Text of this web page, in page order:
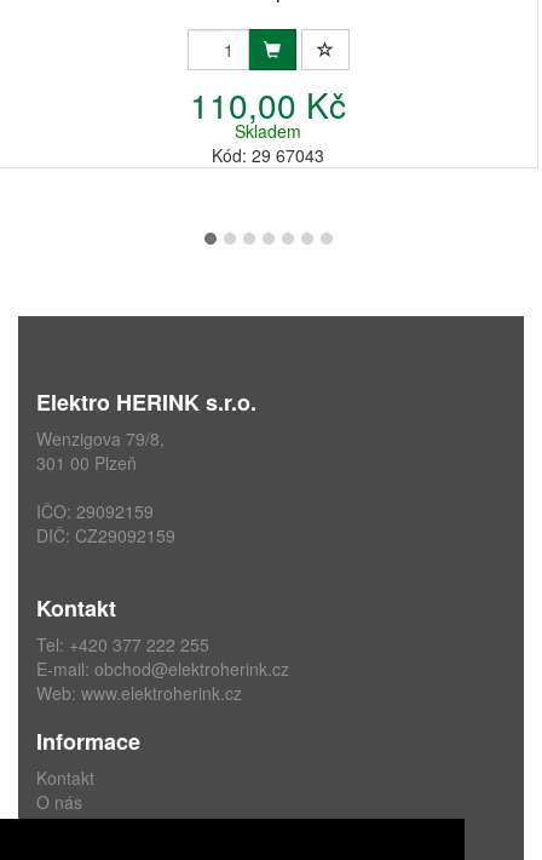
110,00 Kč
Skladem
Kód: 29 67043
Elektro HERINK s.r.o.
Wenzigova 79/8,
301 00 Plzeň
IČO: 29092159
DIČ: CZ29092159
Kontakt
Tel: +420 377 222 255
E-mail: obchod@elektroherink.cz
Web: www.elektroherink.cz
Informace
Kontakt
O nás
Obchodní podmínky